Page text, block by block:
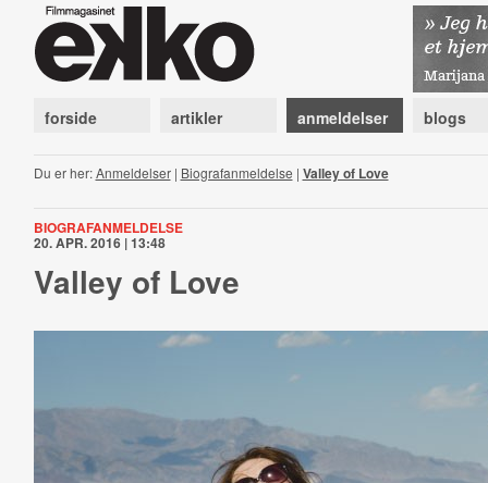
forside artikler anmeldelser blogs
Du er her:Anmeldelser| Biografanmeldelse | Valley of Love
BIOGRAFANMELDELSE
20. APR. 2016 | 13:48
Valley of Love